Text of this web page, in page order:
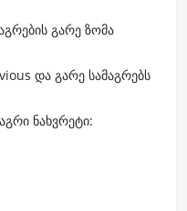
გარე ზომა
და გარე სამაგრებს
ნახვრეტი: